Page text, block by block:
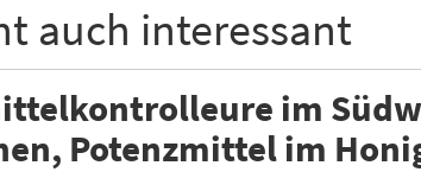
auch interessant
im
Potenzmittel im